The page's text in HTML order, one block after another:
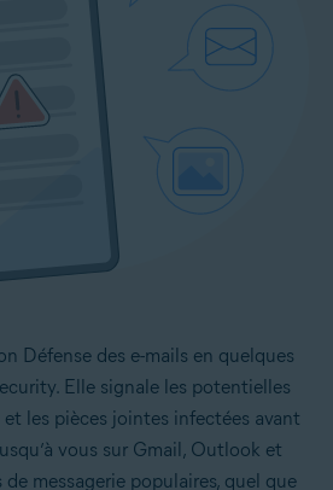
Défense des e-mails en quelques
Elle signale les potentielles
les pièces jointes infectées avant
vous sur Gmail, Outlook et
de messagerie populaires, quel que